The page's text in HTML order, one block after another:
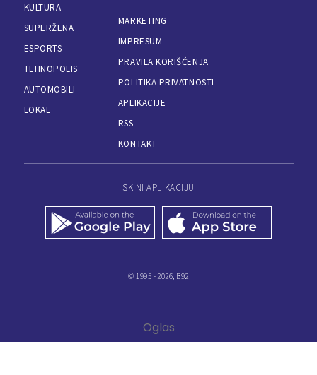
KULTURA
SUPERŽENA
ESPORTS
TEHNOPOLIS
AUTOMOBILI
LOKAL
MARKETING
IMPRESUM
PRAVILA KORIŠĆENJA
POLITIKA PRIVATNOSTI
APLIKACIJE
RSS
KONTAKT
SKINI APLIKACIJU
© 1995 - 2026, B92